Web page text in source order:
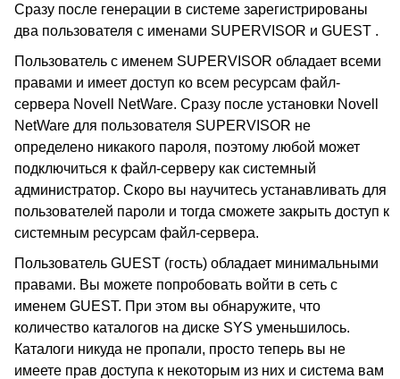
Сразу после генерации в системе зарегистрированы
два пользователя с именами SUPERVISOR и GUEST .
Пользователь с именем SUPERVISOR обладает всеми
правами и имеет доступ ко всем ресурсам файл-
сервера Novell NetWare. Сразу после установки Novell
NetWare для пользователя SUPERVISOR не
определено никакого пароля, поэтому любой может
подключиться к файл-серверу как системный
администратор. Скоро вы научитесь устанавливать для
пользователей пароли и тогда сможете закрыть доступ к
системным ресурсам файл-сервера.
Пользователь GUEST (гость) обладает минимальными
правами. Вы можете попробовать войти в сеть с
именем GUEST. При этом вы обнаружите, что
количество каталогов на диске SYS уменьшилось.
Каталоги никуда не пропали, просто теперь вы не
имеете прав доступа к некоторым из них и система вам